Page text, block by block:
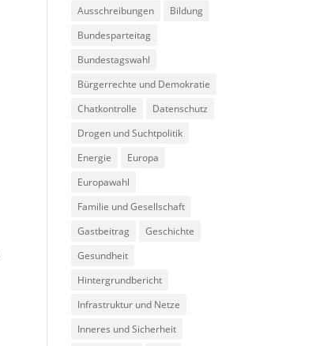
Ausschreibungen
Bildung
Bundesparteitag
Bundestagswahl
Bürgerrechte und Demokratie
Chatkontrolle
Datenschutz
Drogen und Suchtpolitik
Energie
Europa
Europawahl
Familie und Gesellschaft
Gastbeitrag
Geschichte
Gesundheit
Hintergrundbericht
Infrastruktur und Netze
Inneres und Sicherheit